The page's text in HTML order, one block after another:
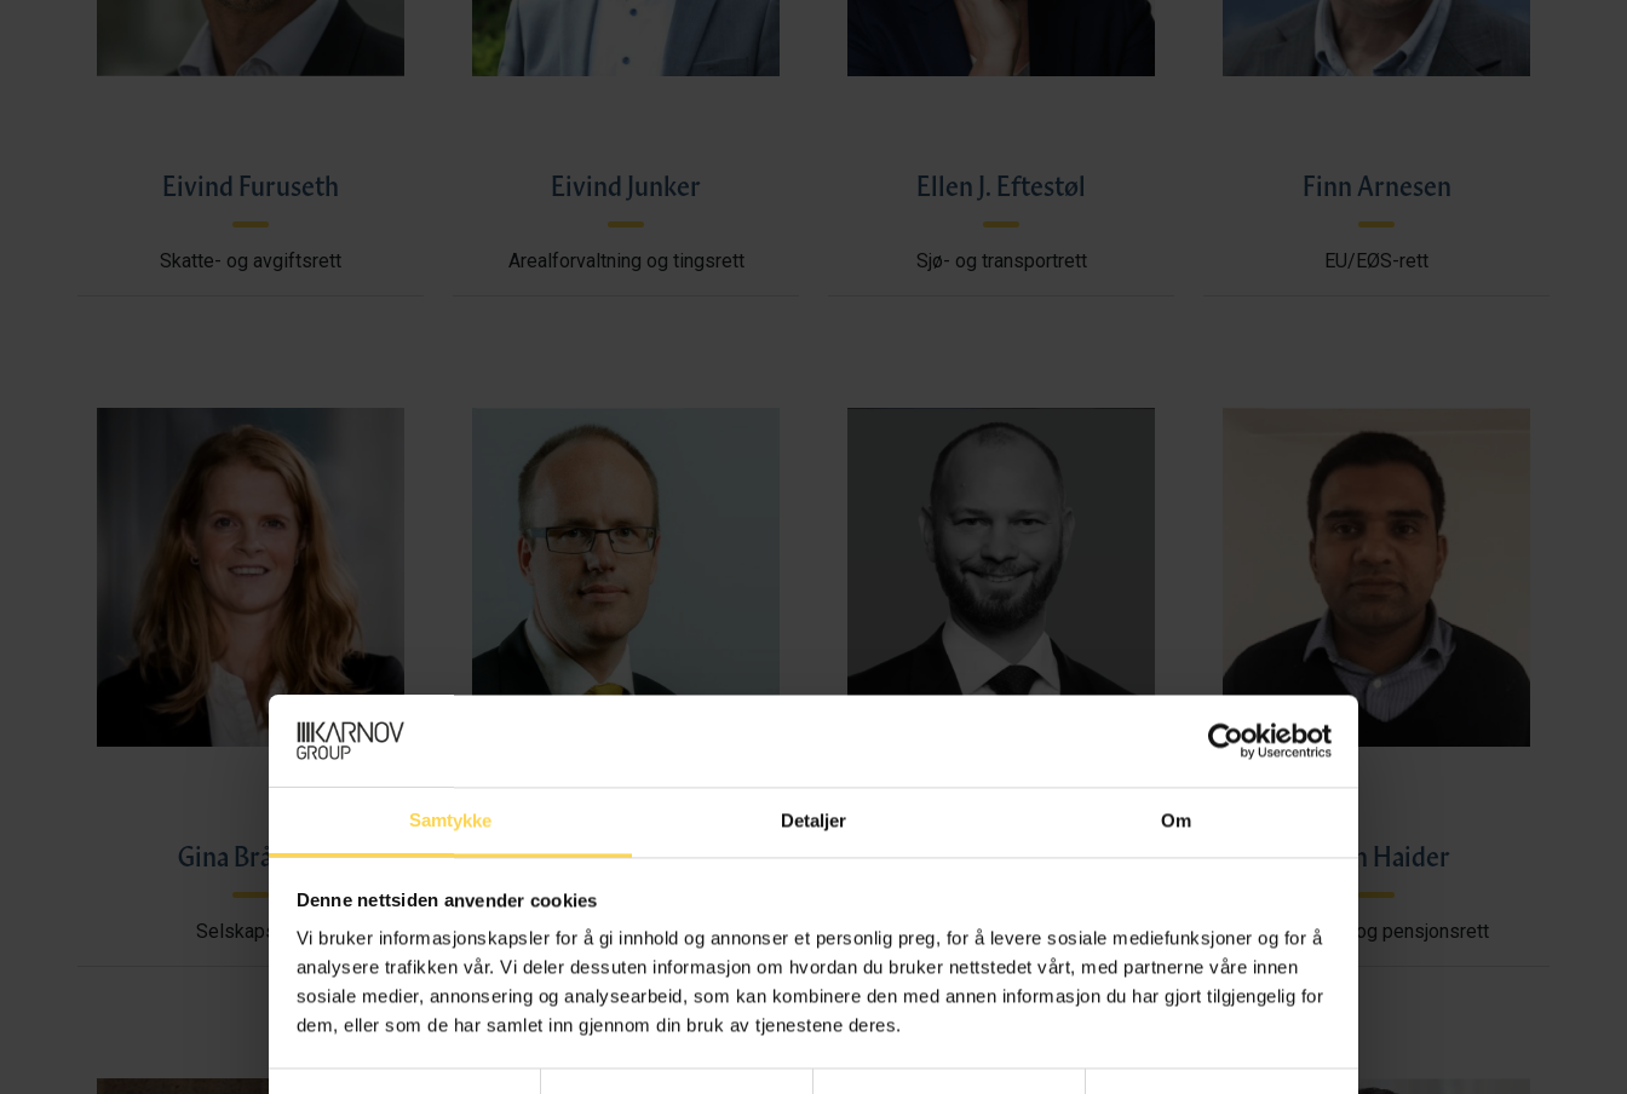
Samtykke Detaljer Om
Denne nettsiden anvender cookies
Vi bruker informasjonskapsler for å gi innhold og annonser et personlig preg, for å levere sosiale mediefunksjoner og for å
analysere trafikken vår. Vi deler dessuten informasjon om hvordan du bruker nettstedet vårt, med partnerne våre innen
sosiale medier, annonsering og analysearbeid, som kan kombinere den med annen informasjon du har gjort tilgjengelig for
dem, eller som de har samlet inn gjennom din bruk av tjenestene deres.
Samtykkevalg
Eivind Furuseth
Skatte- og avgiftsrett
Eivind Junker
Arealforvaltning og tingsrett
Ellen J. Eftestøl
Sjø- og transportrett
Finn Arnesen
EU/EØS-rett
Gina Bråthen
Selskapsrett
Harald Benestad Anderssen
Avtale-, kontrakts- og boligrett
Henrik Bjørnebye
Energi, petroleum og offshore
Imran Haider
Trygderett og pensjonsrett